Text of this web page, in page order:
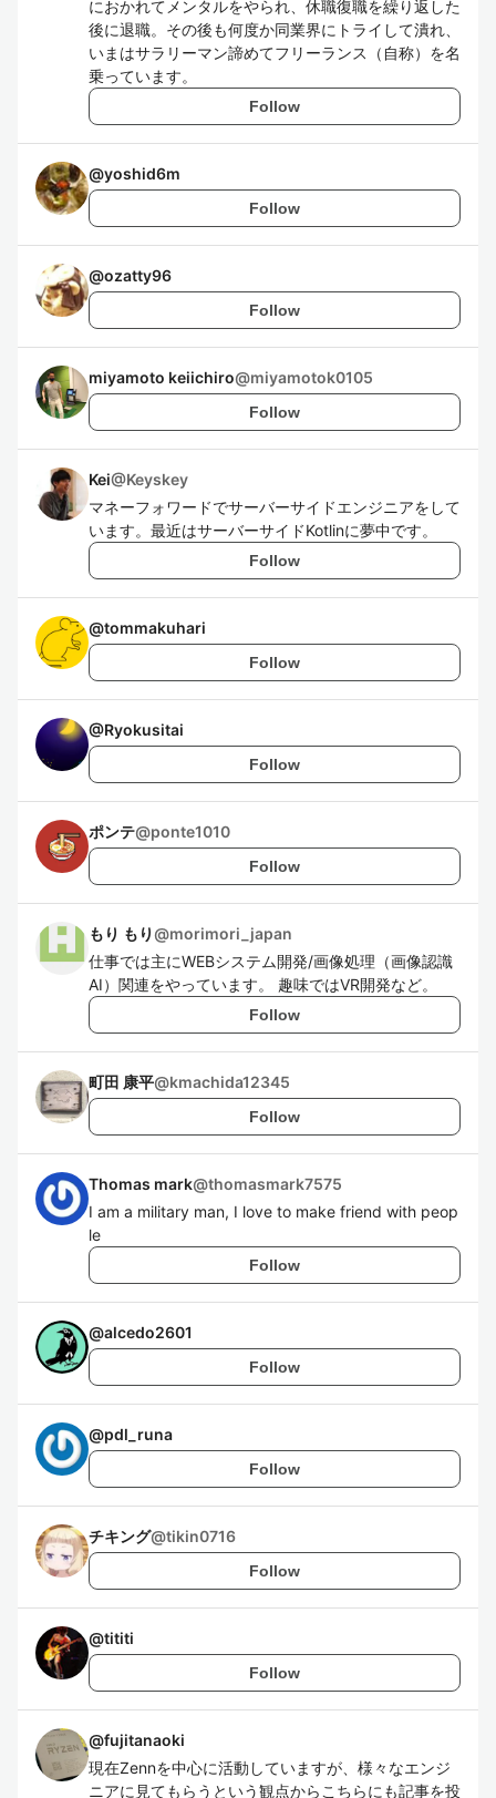
におかれてメンタルをやられ、休職復職を繰り返した
後に退職。その後も何度か同業界にトライして潰れ、
いまはサラリーマン諦めてフリーランス（自称）を名
乗っています。
Follow
@yoshid6m
Follow
@ozatty96
Follow
miyamoto keiichiro@miyamotok0105
Follow
Kei@Keyskey
マネーフォワードでサーバーサイドエンジニアをして
います。最近はサーバーサイドKotlinに夢中です。
Follow
@tommakuhari
Follow
@Ryokusitai
Follow
ポンテ@ponte1010
Follow
もり もり@morimori_japan
仕事では主にWEBシステム開発/画像処理（画像認識
AI）関連をやっています。 趣味ではVR開発など。
Follow
町田 康平@kmachida12345
Follow
Thomas mark@thomasmark7575
I am a military man, I love to make friend with peop
le
Follow
@alcedo2601
Follow
@pdl_runa
Follow
チキング@tikin0716
Follow
@tititi
Follow
@fujitanaoki
現在Zennを中心に活動していますが、様々なエンジ
ニアに見てもらうという観点からこちらにも記事を投